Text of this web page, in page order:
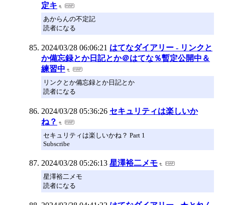
定キ
あからんの不定記
読者になる
2024/03/28 06:06:21 はてなダイアリー - リンクと
か備忘録とか日記とか＠はてな％暫定公開中＆
練習中
リンクとか備忘録とか日記とか
読者になる
2024/03/28 05:36:26 セキュリティは楽しいか
ね？
セキュリティは楽しいかね？ Part 1
Subscribe
2024/03/28 05:26:13 星澤裕二メモ
星澤裕二メモ
読者になる